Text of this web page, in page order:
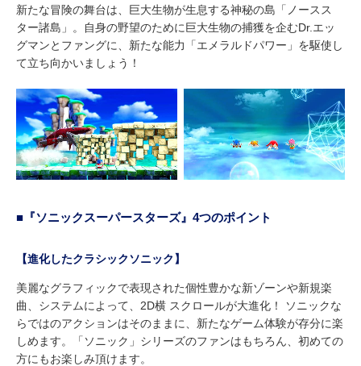
新たな冒険の舞台は、巨大生物が生息する神秘の島「ノースス
ター諸島」。自身の野望のために巨大生物の捕獲を企むDr.エッ
グマンとファングに、新たな能力「エメラルドパワー」を駆使し
て立ち向かいましょう！
■『ソニックスーパースターズ』4つのポイント
【進化したクラシックソニック】
美麗なグラフィックで表現された個性豊かな新ゾーンや新規楽
曲、システムによって、2D横 スクロールが大進化！ ソニックな
らではのアクションはそのままに、新たなゲーム体験が存分に楽
しめます。「ソニック」シリーズのファンはもちろん、初めての
方にもお楽しみ頂けます。